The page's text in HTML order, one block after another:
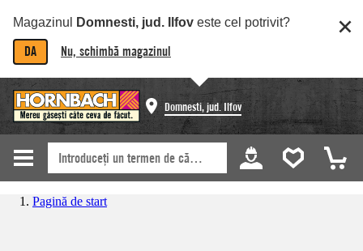
Magazinul Domnesti, jud. Ilfov este cel potrivit?
DA Nu, schimbă magazinul
Domnesti, jud. Ilfov
Pagină de start